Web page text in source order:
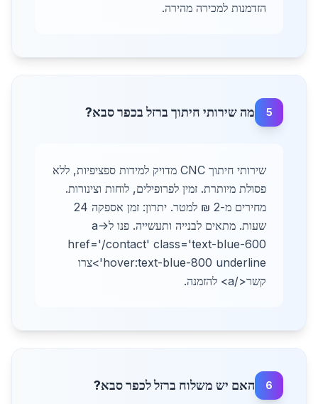
הזדמנות למכירה מהירה.
5 מה שירותי חיתוך ברזל בכפר סבא?
שירותי חיתוך CNC מדויק למידות ספציפיות, ללא
פסולת מיותרת. זמין לפרופילים, לוחות וצינורות.
מחירים מ-2 ₪ למטר. יתרון: זמן אספקה 24
שעות. מתאים לבנייה ותעשייה. פנו ל-<a
href='/contact' class='text-blue-600
hover:text-blue-800 underline'>צרו
קשר</a> להזמנה.
6 האם יש משלוח ברזל לכפר סבא?